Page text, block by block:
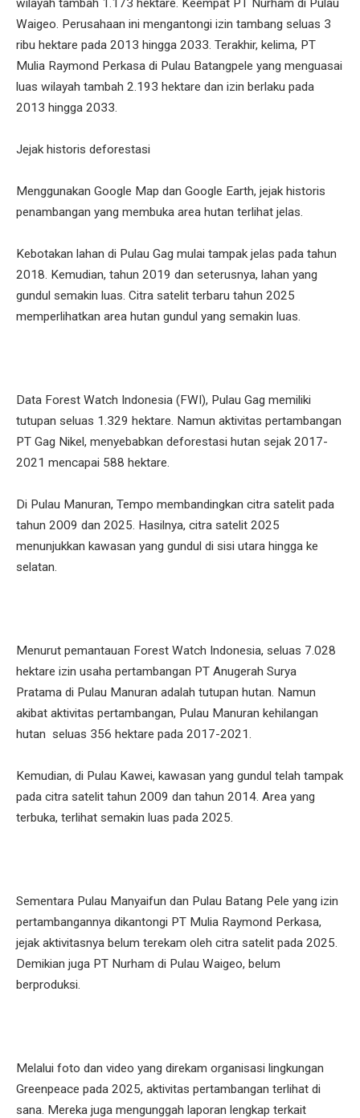
Waigeo. Perusahaan ini mengantongi izin tambang seluas 3
ribu hektare pada 2013 hingga 2033. Terakhir, kelima, PT
Mulia Raymond Perkasa di Pulau Batangpele yang menguasai
luas wilayah tambah 2.193 hektare dan izin berlaku pada
2013 hingga 2033.
Jejak historis deforestasi
Menggunakan Google Map dan Google Earth, jejak historis
penambangan yang membuka area hutan terlihat jelas.
Kebotakan lahan di Pulau Gag mulai tampak jelas pada tahun
2018. Kemudian, tahun 2019 dan seterusnya, lahan yang
gundul semakin luas. Citra satelit terbaru tahun 2025
memperlihatkan area hutan gundul yang semakin luas.
Data Forest Watch Indonesia (FWI), Pulau Gag memiliki
tutupan seluas 1.329 hektare. Namun aktivitas pertambangan
PT Gag Nikel, menyebabkan deforestasi hutan sejak 2017-
2021 mencapai 588 hektare.
Di Pulau Manuran, Tempo membandingkan citra satelit pada
tahun 2009 dan 2025. Hasilnya, citra satelit 2025
menunjukkan kawasan yang gundul di sisi utara hingga ke
selatan.
Menurut pemantauan Forest Watch Indonesia, seluas 7.028
hektare izin usaha pertambangan PT Anugerah Surya
Pratama di Pulau Manuran adalah tutupan hutan. Namun
akibat aktivitas pertambangan, Pulau Manuran kehilangan
hutan seluas 356 hektare pada 2017-2021.
Kemudian, di Pulau Kawei, kawasan yang gundul telah tampak
pada citra satelit tahun 2009 dan tahun 2014. Area yang
terbuka, terlihat semakin luas pada 2025.
Sementara Pulau Manyaifun dan Pulau Batang Pele yang izin
pertambangannya dikantongi PT Mulia Raymond Perkasa,
jejak aktivitasnya belum terekam oleh citra satelit pada 2025.
Demikian juga PT Nurham di Pulau Waigeo, belum
berproduksi.
Melalui foto dan video yang direkam organisasi lingkungan
Greenpeace pada 2025, aktivitas pertambangan terlihat di
sana. Mereka juga mengunggah laporan lengkap terkait